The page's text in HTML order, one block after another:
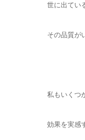
世に出てい
その品質が
私もいくつ
効果を実感